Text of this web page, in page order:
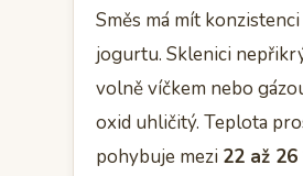
Směs má mít
jogurtu. Sklenici
volně víčkem nebo
oxid uhličitý. Teplota
pohybuje mezi 22 až 26